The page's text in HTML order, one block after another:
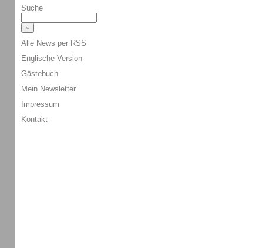
Suche
Alle News per RSS
Englische Version
Gästebuch
Mein Newsletter
Impressum
Kontakt